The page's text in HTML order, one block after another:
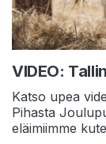
VIDEO:
Katso upea
Pihasta
eläimiimme